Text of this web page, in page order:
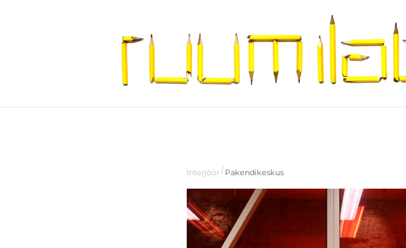
Interjöör / Pakendikeskus